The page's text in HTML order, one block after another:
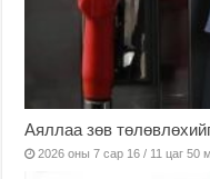
Аяллаа зөв
2026 оны 7 сар 16 / 11 цаг 50